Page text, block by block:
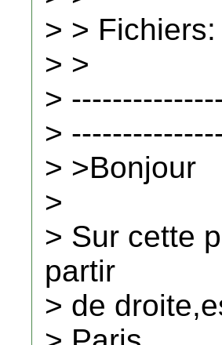
> > Fichiers:
> >
>
>
> >Bonjour
>
> Sur cette
partir
> de